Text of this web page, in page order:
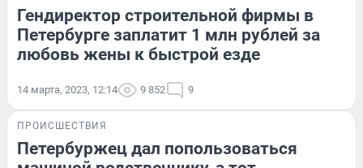
Гендиректор строительной фирмы в
Петербурге заплатит 1 млн рублей за
любовь жены к быстрой езде
14 марта, 2023, 12:14 9 852 9
ПРОИСШЕСТВИЯ
Петербуржец дал попользоваться